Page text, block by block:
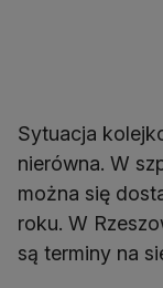
Sytuacja
nierówna. W
można się
roku. W
są terminy na